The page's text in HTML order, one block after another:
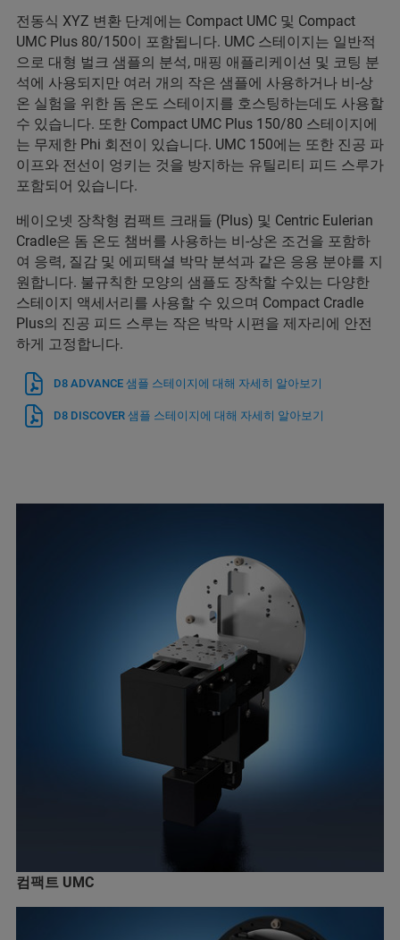
전동식 XYZ 변환 단계에는 Compact UMC 및 Compact
UMC Plus 80/150이 포함됩니다. UMC 스테이지는 일반적
으로 대형 벌크 샘플의 분석, 매핑 애플리케이션 및 코팅 분
석에 사용되지만 여러 개의 작은 샘플에 사용하거나 비-상
온 실험을 위한 돔 온도 스테이지를 호스팅하는데도 사용할
수 있습니다. 또한 Compact UMC Plus 150/80 스테이지에
는 무제한 Phi 회전이 있습니다. UMC 150에는 또한 진공 파
이프와 전선이 엉키는 것을 방지하는 유틸리티 피드 스루가
포함되어 있습니다.
베이오넷 장착형 컴팩트 크래들 (Plus) 및 Centric Eulerian
Cradle은 돔 온도 챔버를 사용하는 비-상온 조건을 포함하
여 응력, 질감 및 에피택셜 박막 분석과 같은 응용 분야를 지
원합니다. 불규칙한 모양의 샘플도 장착할 수있는 다양한
스테이지 액세서리를 사용할 수 있으며 Compact Cradle
Plus의 진공 피드 스루는 작은 박막 시편을 제자리에 안전
하게 고정합니다.
D8 ADVANCE 샘플 스테이지에 대해 자세히 알아보기
D8 DISCOVER 샘플 스테이지에 대해 자세히 알아보기
컴팩트 UMC